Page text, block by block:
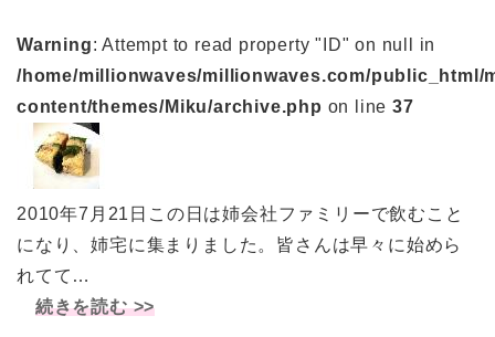
Warning: Attempt to read property "ID" on null in
/home/millionwaves/millionwaves.com/public_html/
content/themes/Miku/archive.php on line37
2010年7月21日この日は姉会社ファミリーで飲むこと
になり、姉宅に集まりました。皆さんは早々に始めら
れてて…
続きを読む >>